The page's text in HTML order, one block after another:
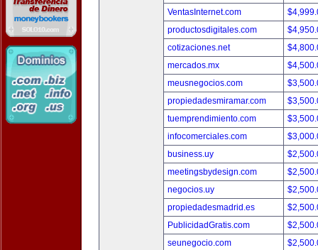
VentasInternet.com
productosdigitales.com
cotizaciones.net
mercados.mx
meusnegocios.com
propiedadesmiramar.com
tuemprendimiento.com
infocomerciales.com
business.uy
meetingsbydesign.com
negocios.uy
propiedadesmadrid.es
PublicidadGratis.com
seunegocio.com